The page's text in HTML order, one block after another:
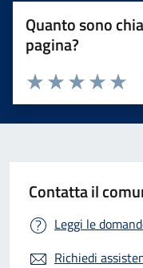
Quanto sono
pagina?
Valuta 4
Valuta 3
Valuta 2 stelle
Valuta 1 stelle su 5
Contatta il
Leggi le
Richiedi